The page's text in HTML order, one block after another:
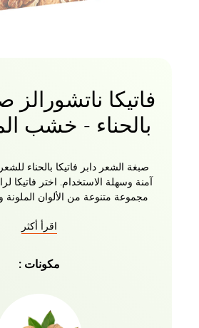
فاتيكا
بالحناء - خشب
صبغة الشعر دابر فاتيكا بالحناء
آمنة وسهلة الاستخدام. اختر فاتيكا
مجموعة متنوعة من الألوان الملونة
الحالي تغطية
اقرأ أكثر
مكونات :